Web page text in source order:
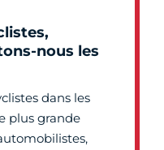
nous les
dans les
plus grande